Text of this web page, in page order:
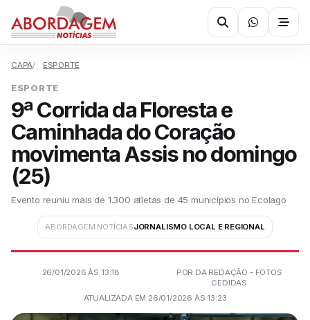
CAPA ESPORTE
ESPORTE
9ª Corrida da Floresta e
Caminhada do Coração
movimenta Assis no domingo
(25)
Evento reuniu mais de 1.300 atletas de 45 municípios no Ecolago
ABORDAGEM NOTÍCIASJORNALISMO LOCAL E REGIONAL
26/01/2026 ÀS 13:18
POR DA REDAÇÃO - FOTOS
CEDIDAS
ATUALIZADA EM 26/01/2026 ÀS 13:23